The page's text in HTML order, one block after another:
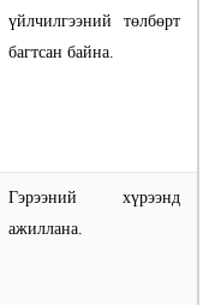
үйлчилгээний төлбөрт
багтсан байна.
Гэрээний хүрээнд
ажиллана.